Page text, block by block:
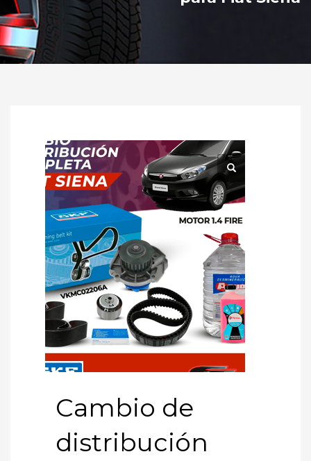
Cambio de
distribución